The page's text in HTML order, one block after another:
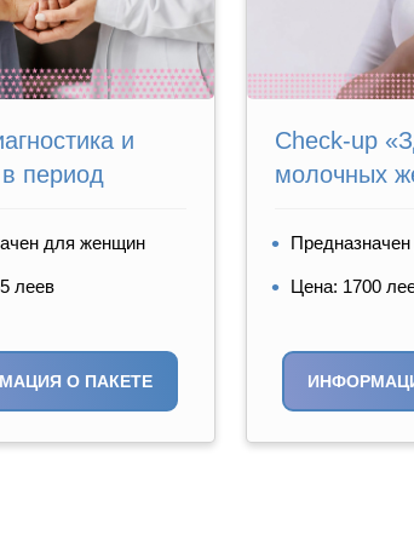
и
период
для женщин
леев
О ПАКЕТЕ
Check-up
молочных
Цена: 1700